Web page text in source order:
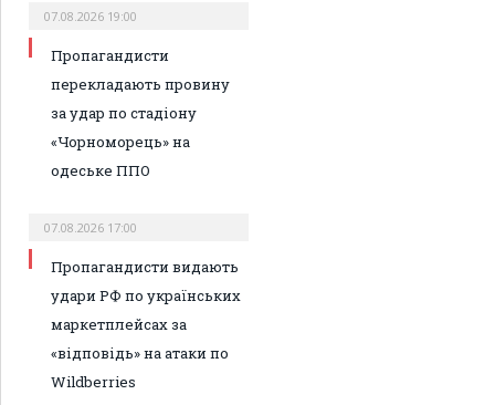
07.08.2026 19:00
Пропагандисти
перекладають провину
за удар по стадіону
«Чорноморець» на
одеське ППО
07.08.2026 17:00
Пропагандисти видають
удари РФ по українських
маркетплейсах за
«відповідь» на атаки по
Wildberries